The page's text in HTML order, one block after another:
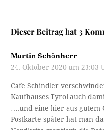
Dieser Beitrag hat 3
Martin Schönherr
24. Oktober 2020 um 23:03
Cafe Schindler
Kaufhauses Tyrol auch
….und eine hier aus
Postkarte später hat man